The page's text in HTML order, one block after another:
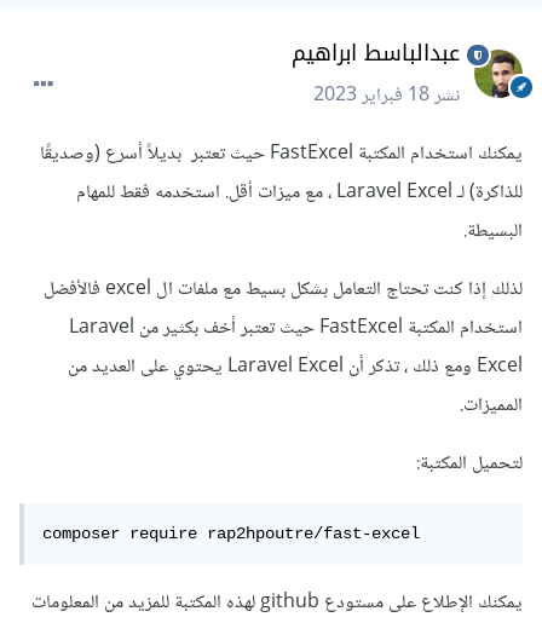
عبدالباسط ابراهيم
نشر18 فبراير 2023
يمكنك استخدام المكتبة FastExcel حيث تعتبر بديلاً أسرع (وصديقًا
للذاكرة) لـ Laravel Excel ، مع ميزات أقل. استخدمه فقط للمهام
البسيطة.
لذلك إذا كنت تحتاج التعامل بشكل بسيط مع ملفات ال excel فالأفضل
استخدام المكتبة FastExcel حيث تعتبر أخف بكثير من Laravel
Excel ومع ذلك ، تذكر أن Laravel Excel يحتوي على العديد من
المميزات.
لتحميل المكتبة:
composer require rap2hpoutre/fast-excel
يمكنك الإطلاع على مستودع github لهذه المكتبة للمزيد من المعلومات